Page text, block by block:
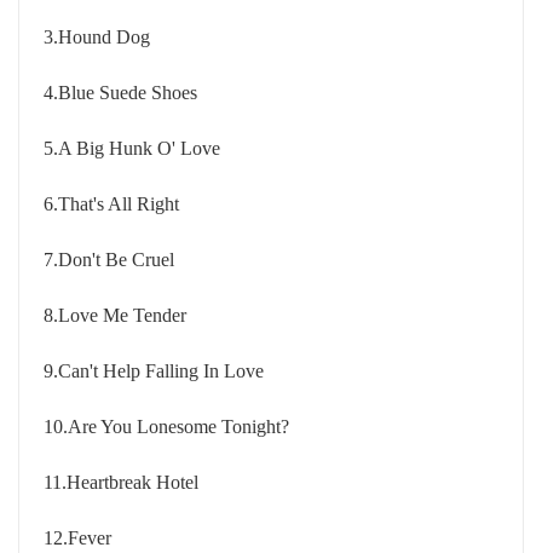
3.Hound Dog
4.Blue Suede Shoes
5.A Big Hunk O' Love
6.That's All Right
7.Don't Be Cruel
8.Love Me Tender
9.Can't Help Falling In Love
10.Are You Lonesome Tonight?
11.Heartbreak Hotel
12.Fever